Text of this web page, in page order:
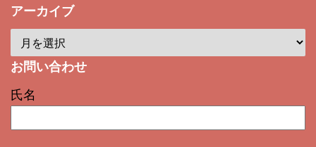
アーカイブ
お問い合わせ
氏名